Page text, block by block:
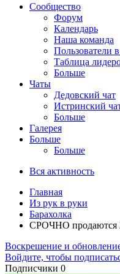
Сообщество
Форум
Календарь
Наша команда
Пользователи
Таблица
Больше
Чаты
Дедовский чат
Истринский
Больше
Галерея
Больше
Больше
Вся активность
Главная
Из рук в руки
Барахолка
СРОЧНО продаются
Воскрешение и
Войдите, чтобы
Подписчики 0